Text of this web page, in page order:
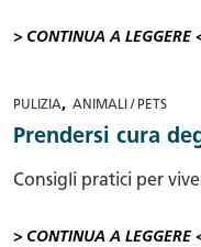
> CONTINUA A LEGGERE
PULIZIA,ANIMALI / PETS
Prendersi cura
Consigli pratici per
> CONTINUA A LEGGERE